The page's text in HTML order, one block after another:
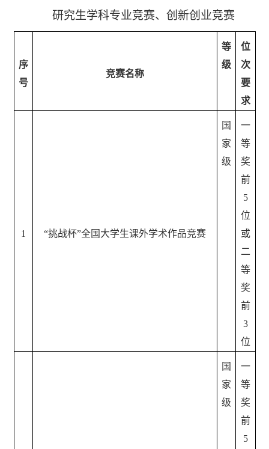
研究生学科专业竞赛、创新创业竞赛
序
号
竞赛名称
等
级
位
次
要
求
1 “挑战杯”全国大学生课外学术作品竞赛
国
家
级
一
等
奖
前
5
位
或
二
等
奖
前
3
位
国
家
级
一
等
奖
前
5